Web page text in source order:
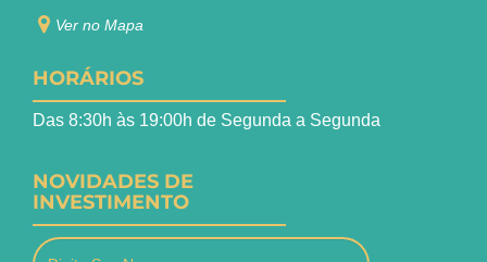
Ver no Mapa
HORÁRIOS
Das 8:30h às 19:00h de Segunda a Segunda
NOVIDADES DE
INVESTIMENTO